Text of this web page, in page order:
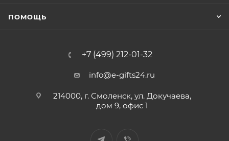
ПОМОЩЬ
+7 (499) 212-01-32
info@e-gifts24.ru
214000, г. Смоленск, ул. Докучаева,
дом 9, офис 1